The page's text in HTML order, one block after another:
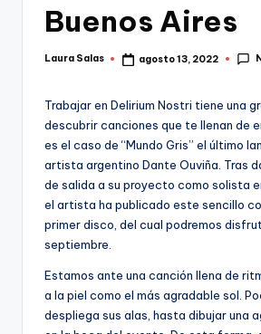
Buenos Aires
Publicado
Laura Salas agosto 13, 2022
Trabajar en Delirium Nostri tiene una
descubrir canciones que te llenan de
es el caso de “Mundo Gris” el último
artista argentino Dante Ouviña. Tras
de salida a su proyecto como solista
el artista ha publicado este sencillo
primer disco, del cual podremos
septiembre.
Estamos ante una canción llena de
a la piel como el más agradable sol.
despliega sus alas, hasta dibujar una